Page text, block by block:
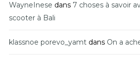
WayneInese dans 7 choses à savoir
scooter à Bali
klassnoe porevo_yamt dans On a